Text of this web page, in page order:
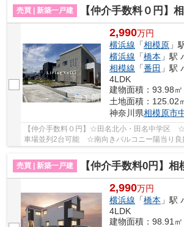
売買 | 新築一戸建
【仲介手数料０円】相模原市中央区田名
2,990万円
横浜線 「相模原」駅 バ
横浜線 「橋本 」駅 バス21
相模線 「番田 」駅 バス8分
4LDK
建物面積：93.98㎡
土地面積：125.02
神奈川県相模原市
【仲介手数料０円】☆田名北小・田名中学
車場並列2台可能 ☆南向きバルコニー陽当り良
売買 | 新築一戸建
【仲介手数料0円】相模原市中央区田名3
2,990万円
横浜線 「橋本 」駅 バス
4LDK
建物面積：98.91㎡